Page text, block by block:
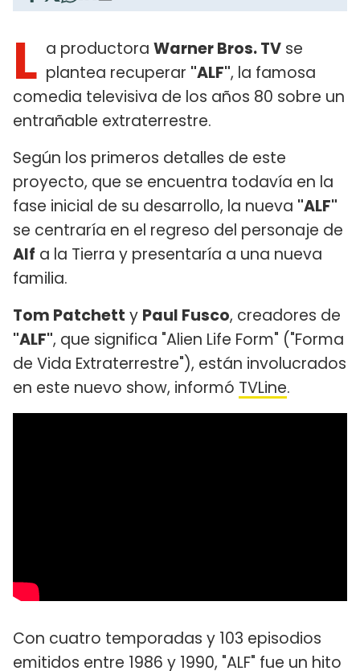
L a productora Warner Bros. TV se
plantea recuperar "ALF", la famosa
comedia televisiva de los años 80 sobre un
entrañable extraterrestre.
Según los primeros detalles de este
proyecto, que se encuentra todavía en la
fase inicial de su desarrollo, la nueva "ALF"
se centraría en el regreso del personaje de
Alf a la Tierra y presentaría a una nueva
familia.
Tom Patchett y Paul Fusco, creadores de
"ALF", que significa "Alien Life Form" ("Forma
de Vida Extraterrestre"), están involucrados
en este nuevo show, informó TVLine.
Con cuatro temporadas y 103 episodios
emitidos entre 1986 y 1990, "ALF" fue un hito